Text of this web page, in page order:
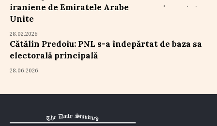
iraniene de Emiratele Arabe
Unite
28.02.2026
Cătălin Predoiu: PNL s-a îndepărtat de baza sa
electorală principală
28.06.2026